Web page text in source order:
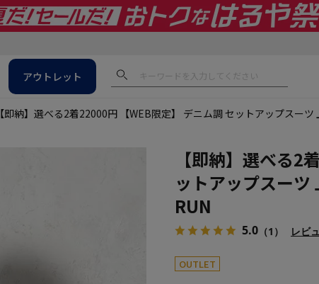
アウトレット
【即納】選べる2着22000円 【WEB限定】 デニム調 セットアップスー
【即納】選べる2
ットアップスーツ
RUN
5.0 （1） レビ
OUTLET